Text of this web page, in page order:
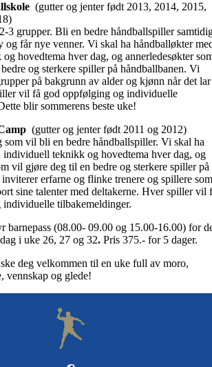
(gutter og jenter født 2013, 2014, 2015,
3 grupper. Bli en bedre håndballspiller
og får nye venner. Vi skal ha håndballøkter
hovedtema hver dag, og annerledesøkter
og sterkere spiller på håndballbanen. Vi
på bakgrunn av alder og kjønn når det lar
vil få god oppfølging og individuelle
blir sommerens beste uke!
(gutter og jenter født 2011 og 2012)
som vil bli en bedre håndballspiller. Vi skal ha
individuell teknikk og hovedtema hver dag, og
vil gjøre deg til en bedre og sterkere spiller på
erfarne og flinke trenere og spillere som
sine talenter med deltakerne. Hver spiller vil
tilbakemeldinger.
barnepass (08.00- 09.00 og 15.00-16.00) for
i uke 26, 27 og 32. Pris 375.- for 5 dager.
deg velkommen til en uke full av moro,
vennskap og glede!